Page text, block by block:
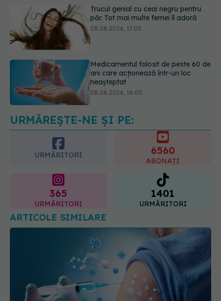
Medicamentul folosit de peste 60 de
ani care acționează într-un loc
Transpirații nocturne: semnul ignorat
care poate ascunde probleme
serioase de sănătate
URMĂREȘTE-NE ȘI PE:
URMĂRITORI 6560
ABONAȚI
365
URMĂRITORI
1401
URMĂRITORI
ARTICOLE SIMILARE